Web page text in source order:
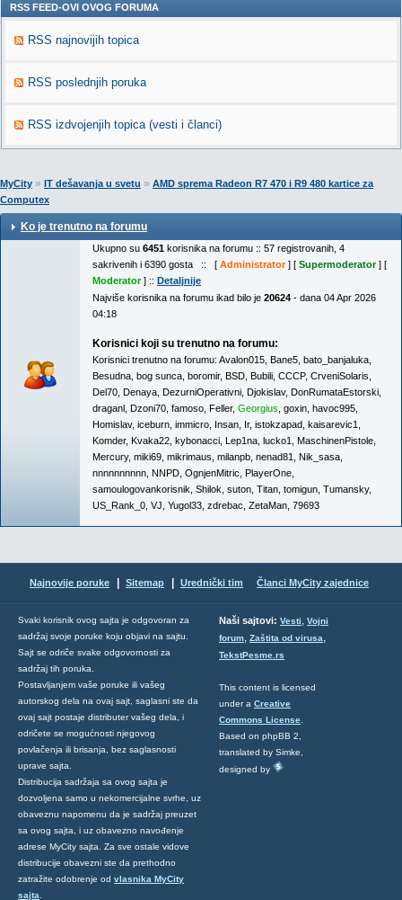
RSS FEED-OVI OVOG FORUMA
RSS najnovijih topica
RSS poslednjih poruka
RSS izdvojenjih topica (vesti i članci)
MyCity » IT dešavanja u svetu » AMD sprema Radeon R7 470 i R9 480 kartice za
Computex
Ko je trenutno na forumu
Ukupno su 6451 korisnika na forumu :: 57 registrovanih, 4
sakrivenih i 6390 gosta :: [ Administrator] [ Supermoderator] [
Moderator] :: Detaljnije
Najviše korisnika na forumu ikad bilo je 20624 - dana 04 Apr 2026
04:18
Korisnici koji su trenutno na forumu:
Korisnici trenutno na forumu: Avalon015 Bane5 bato_banjaluka
Besudna bog sunca boromir, BSD Bubili CCCP, CrveniSolaris
Del70 Denaya DezurniOperativni Djokislav, DonRumataEstorski
draganl Dzoni70 famoso Feller, Georgius goxin havoc995
Homislav, iceburn immicro Insan Ir, istokzapad kaisarevic1
Komder, Kvaka22 kybonacci Lep1na lucko1 MaschinenPistole
Mercury, miki69 mikrimaus milanpb nenad81 Nik_sasa
nnnnnnnnnn NNPD OgnjenMitric PlayerOne
samoulogovankorisnik Shilok suton Titan tomigun Tumansky,
US_Rank_0 VJ Yugol33 zdrebac ZetaMan 79693
Najnovije poruke Sitemap Urednički tim Članci MyCity zajednice
Svaki korisnik ovog sajta je odgovoran za
sadržaj svoje poruke koju objavi na sajtu.
Sajt se odriče svake odgovornosti za
sadržaj tih poruka.
Postavljanjem vaše poruke ili vašeg
autorskog dela na ovaj sajt, saglasni ste da
ovaj sajt postaje distributer vašeg dela, i
odričete se mogućnosti njegovog
povlačenja ili brisanja, bez saglasnosti
uprave sajta.
Distribucija sadržaja sa ovog sajta je
dozvoljena samo u nekomercijalne svrhe, uz
obaveznu napomenu da je sadržaj preuzet
sa ovog sajta, i uz obavezno navođenje
adrese MyCity sajta. Za sve ostale vidove
distribucije obavezni ste da prethodno
zatražite odobrenje od vlasnika MyCity
sajta
Naši sajtovi: Vesti, Vojni
forum, Zaštita od virusa,
TekstPesme.rs
This content is licensed
under a Creative
Commons License
Based on phpBB 2,
translated by Simke,
designed by